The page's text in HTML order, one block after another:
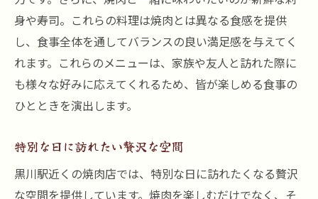
身や寿司。これらの料理は焼肉とは異なる食感を提供
し、食事全体を通してバランスの良い満足感を与えてく
れます。これらのメニューは、家族や友人と訪れた際に
も様々な好みに応えてくれるため、皆が楽しめる食事の
ひとときを演出します。
特別な日に訪れたい贅沢な空間
黒川駅近くの焼肉店では、特別な日に訪れたくなる贅沢
な空間を提供しています。焼肉を楽しむだけでなく、そ